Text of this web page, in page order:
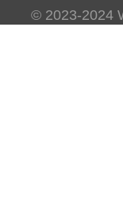
© 2023-2024